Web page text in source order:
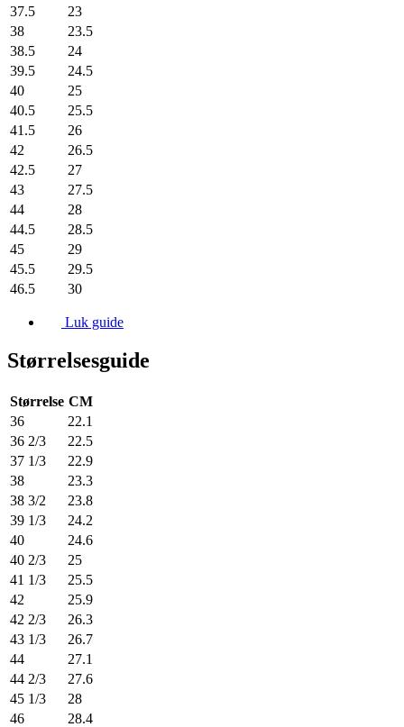
37.5
23
38
23.5
38.5
24
39.5
24.5
40
25
40.5
25.5
41.5
26
42
26.5
42.5
27
43
27.5
44
28
44.5
28.5
45
29
45.5
29.5
46.5
30
Luk guide
Størrelsesguide
Størrelse CM
36
22.1
36 2/3
22.5
37 1/3
22.9
38
23.3
38 3/2
23.8
39 1/3
24.2
40
24.6
40 2/3
25
41 1/3
25.5
42
25.9
42 2/3
26.3
43 1/3
26.7
44
27.1
44 2/3
27.6
45 1/3
28
46
28.4